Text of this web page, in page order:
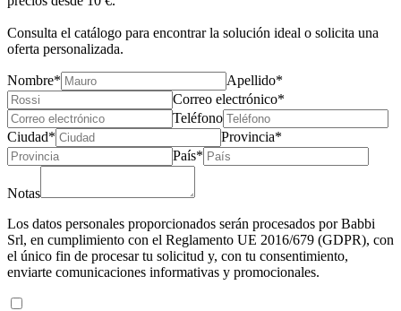
Consulta el catálogo para encontrar la solución ideal o solicita una
oferta personalizada.
Nombre*
Apellido*
Correo electrónico*
Teléfono
Ciudad*
Provincia*
País*
Notas
Los datos personales proporcionados serán procesados por Babbi
Srl, en cumplimiento con el Reglamento UE 2016/679 (GDPR), con
el único fin de procesar tu solicitud y, con tu consentimiento,
enviarte comunicaciones informativas y promocionales.